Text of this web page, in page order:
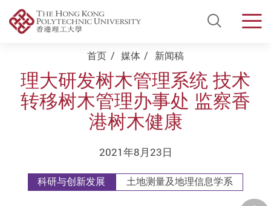
Open
Start main content首页 媒体 新闻稿
理大研发树木管理系统 技术
转移树木管理办事处 监察香
港树木健康
2021年8月23日
科研与创新发展 土地测量及地理信息学系